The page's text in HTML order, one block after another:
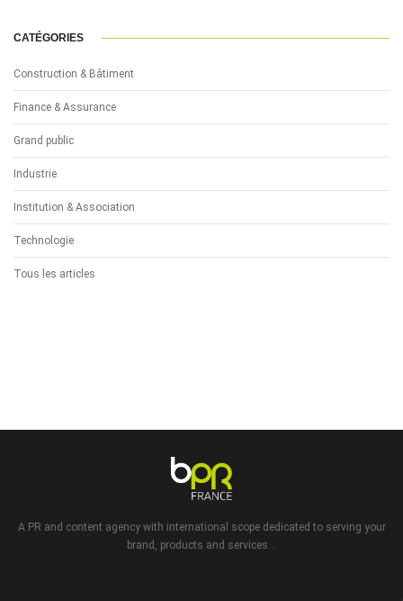
CATÉGORIES
Construction & Bâtiment
Finance & Assurance
Grand public
Industrie
Institution & Association
Technologie
Tous les articles
A PR and content agency with international scope dedicated to serving your
brand, products and services...